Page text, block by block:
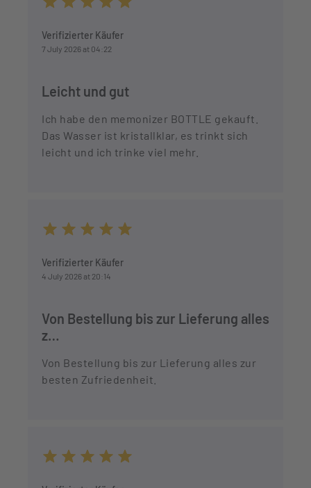
Verifizierter Käufer
7 July 2026 at 04:22
Leicht und gut
Ich habe den memonizer BOTTLE gekauft.
Das Wasser ist kristallklar, es trinkt sich
leicht und ich trinke viel mehr.
Verifizierter Käufer
4 July 2026 at 20:14
Von Bestellung bis zur Lieferung alles
z…
Von Bestellung bis zur Lieferung alles zur
besten Zufriedenheit.